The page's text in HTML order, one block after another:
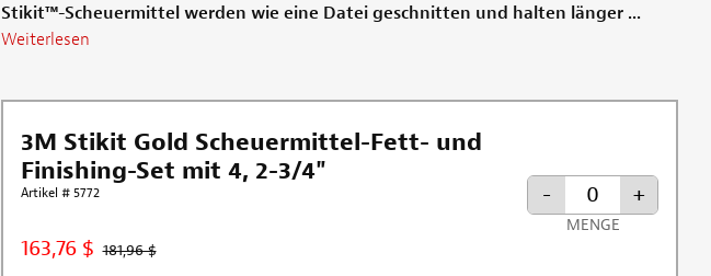
Stikit™-Scheuermittel werden wie eine Datei geschnitten und halten länger ...
Weiterlesen
3M Stikit Gold Scheuermittel-Fett- und
Finishing-Set mit 4, 2-3/4"
Artikel # 5772
163,76 $ 181,96 $
- +
MENGE